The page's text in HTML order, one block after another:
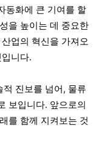
동화에 큰 기여를 할
을 높이는 데 중요한
업의 혁신을 가져오
니다.
진보를 넘어, 물류
보입니다. 앞으로의
를 함께 지켜보는 것